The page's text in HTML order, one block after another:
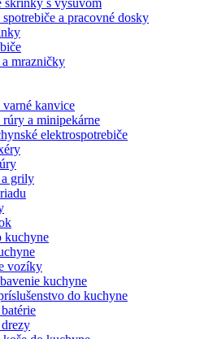
a pracovné dosky
mrazničky
kanvice
a minipekárne
elektrospotrebiče
a grily
kuchyne
vozíky
kuchyne
do kuchyne